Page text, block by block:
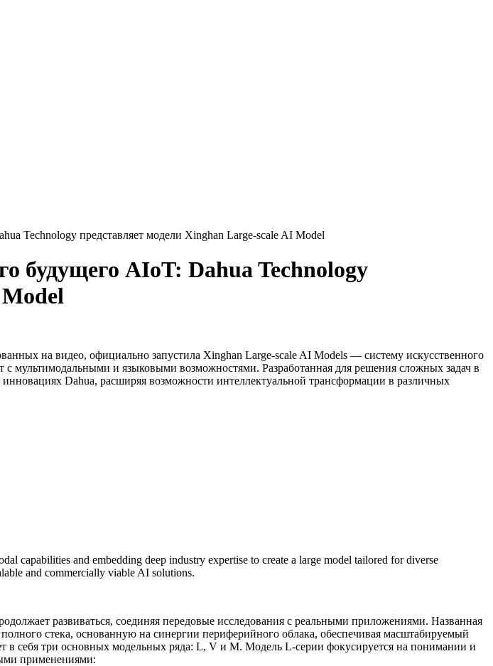
Technology представляет модели Xinghan Large-scale AI Model
будущего AIoT: Dahua Technology
на видео, официально запустила Xinghan Large-scale AI Models — систему искусственного
мультимодальными и языковыми возможностями. Разработанная для решения сложных задач в
Dahua, расширяя возможности интеллектуальной трансформации в различных
capabilities and embedding deep industry expertise to create a large model tailored for diverse
and commercially viable AI solutions.
развиваться, соединяя передовые исследования с реальными приложениями. Названная
стека, основанную на синергии периферийного облака, обеспечивая масштабируемый
в себя три основных модельных ряда: L, V и M. Модель L-серии фокусируется на понимании и
применениями: